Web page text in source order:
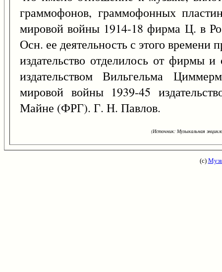
граммофонов, граммофонных
мировой войны 1914-18 фирма Ц. в
Осн. ее деятельность с этого времени
издательство отделилось от фирмы
издательством Вильгельма
мировой войны 1939-45
Майне (ФРГ). Г. Н. Павлов.
(Источник: Музыкальная
(с)